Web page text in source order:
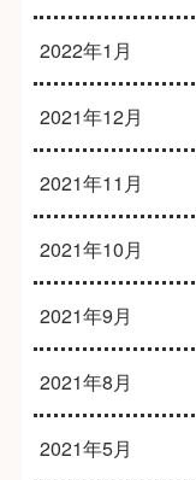
2022年1月
2021年12月
2021年11月
2021年10月
2021年9月
2021年8月
2021年5月